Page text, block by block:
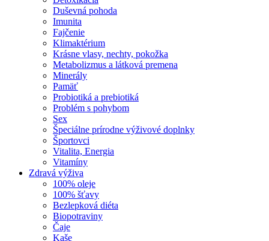
Duševná pohoda
Imunita
Fajčenie
Klimaktérium
Krásne vlasy, nechty, pokožka
Metabolizmus a látková premena
Minerály
Pamäť
Probiotiká a prebiotiká
Problém s pohybom
Sex
Špeciálne prírodne výživové doplnky
Športovci
Vitalita, Energia
Vitamíny
Zdravá výživa
100% oleje
100% šťavy
Bezlepková diéta
Biopotraviny
Čaje
Kaše